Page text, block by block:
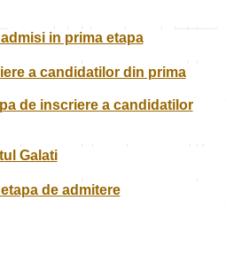
in prima etapa
a candidatilor din prima
de inscriere a candidatilor
Galati
de admitere